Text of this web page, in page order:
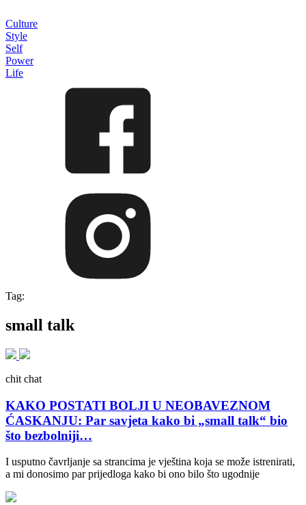
Culture
Style
Self
Power
Life
Tag:
small talk
chit chat
KAKO POSTATI BOLJI U NEOBAVEZNOM
ĆASKANJU: Par savjeta kako bi „small talk“ bio
što bezbolniji…
I usputno čavrljanje sa strancima je vještina koja se može istrenirati,
a mi donosimo par prijedloga kako bi ono bilo što ugodnije